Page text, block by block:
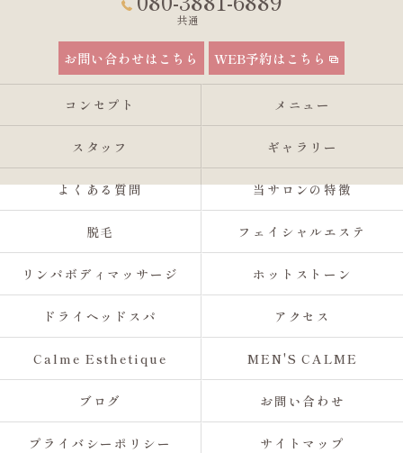
共通
お問い合わせはこちら WEB予約はこちら
コンセプト メニュー
スタッフ ギャラリー
よくある質問 当サロンの特徴
脱毛 フェイシャルエステ
リンパボディマッサージ ホットストーン
ドライヘッドスパ アクセス
Calme Esthetique MEN'S CALME
ブログ お問い合わせ
プライバシーポリシー サイトマップ